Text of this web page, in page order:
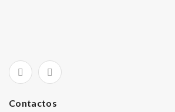
Contactos